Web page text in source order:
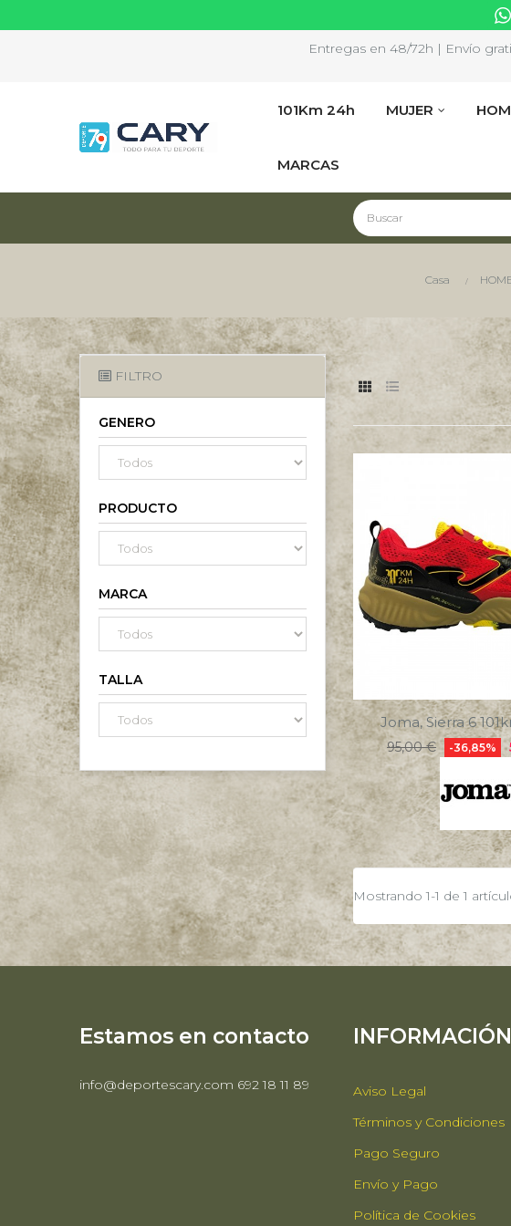
Entregas en 48/72h | Envío
101Km 24h MUJER
MARCAS
Casa
FILTRO
GENERO
PRODUCTO
MARCA
TALLA
Joma, Sierra 6
Precio
regular
95,00 € -36,85%
Mostrando 1-1 de 1
Estamos en contacto
info@deportescary.com 692 18 11 89
INFORMACIÓN
Aviso Legal
Términos y Condiciones
Pago Seguro
Envío y Pago
Política de Cookies